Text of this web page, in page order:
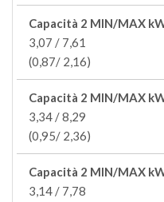
Capacità 2 MIN/MAX
3,07 / 7,61
(0,87/ 2,16)
Capacità 2 MIN/MAX
3,34 / 8,29
(0,95/ 2,36)
Capacità 2 MIN/MAX
3,14 / 7,78